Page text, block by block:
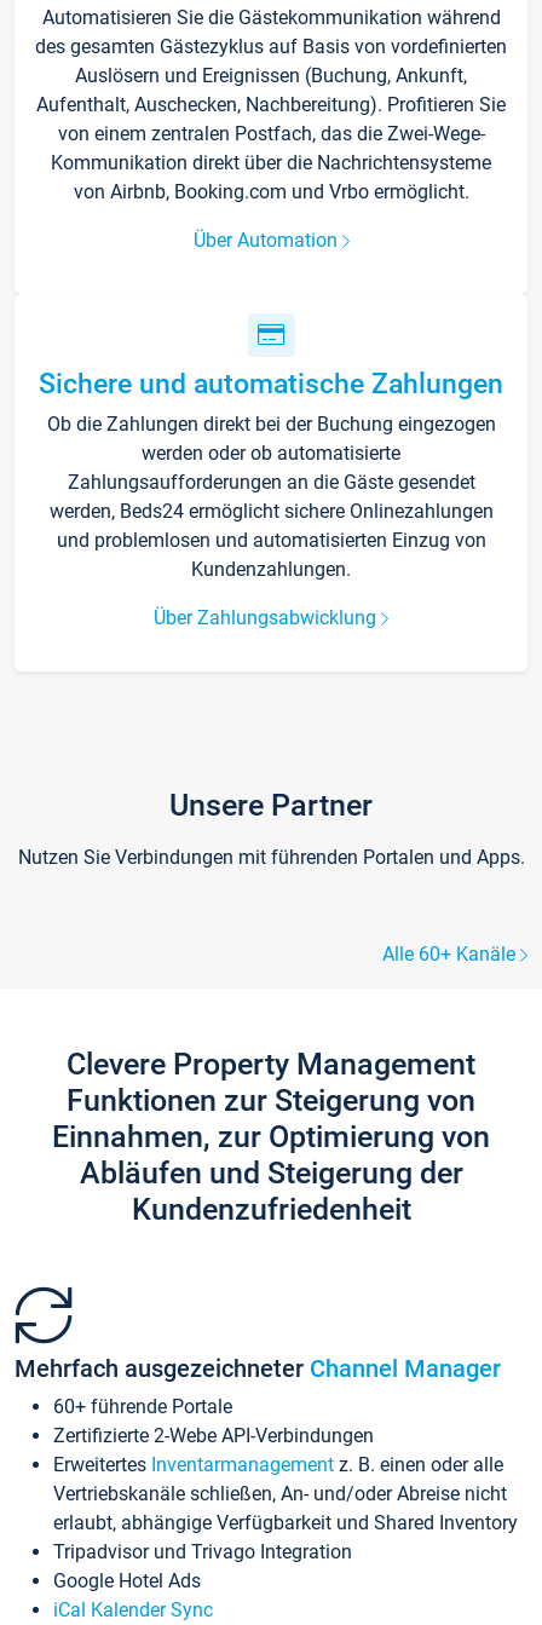
Automatisieren Sie die Gästekommunikation während
des gesamten Gästezyklus auf Basis von vordefinierten
Auslösern und Ereignissen (Buchung, Ankunft,
Aufenthalt, Auschecken, Nachbereitung). Profitieren Sie
von einem zentralen Postfach, das die Zwei-Wege-
Kommunikation direkt über die Nachrichtensysteme
von Airbnb, Booking.com und Vrbo ermöglicht.
Über Automation
Sichere und automatische Zahlungen
Ob die Zahlungen direkt bei der Buchung eingezogen
werden oder ob automatisierte
Zahlungsaufforderungen an die Gäste gesendet
werden, Beds24 ermöglicht sichere Onlinezahlungen
und problemlosen und automatisierten Einzug von
Kundenzahlungen.
Über Zahlungsabwicklung
Unsere Partner
Nutzen Sie Verbindungen mit führenden Portalen und Apps.
Alle 60+ Kanäle
Clevere Property Management
Funktionen zur Steigerung von
Einnahmen, zur Optimierung von
Abläufen und Steigerung der
Kundenzufriedenheit
Mehrfach ausgezeichneter Channel Manager
60+ führende Portale
Zertifizierte 2-Webe API-Verbindungen
Erweitertes Inventarmanagement z. B. einen oder alle
Vertriebskanäle schließen, An- und/oder Abreise nicht
erlaubt, abhängige Verfügbarkeit und Shared Inventory
Tripadvisor und Trivago Integration
Google Hotel Ads
iCal Kalender Sync